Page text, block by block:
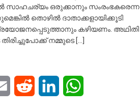
സാഹചര്യം ഒരുക്കാനും സംരംഭകരെന്ന
തൊഴിൽ ദാതാക്കളായിക്കൂടി
കഴിയണം. അഥിതി
നമ്മുടെ […]
Email Reddit LinkedIn